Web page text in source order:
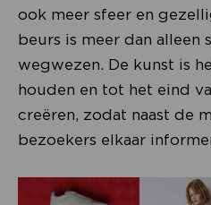
ook meer sfeer en
beurs is meer dan alleen
wegwezen. De kunst is
houden en tot het eind
creëren, zodat naast de
bezoekers elkaar